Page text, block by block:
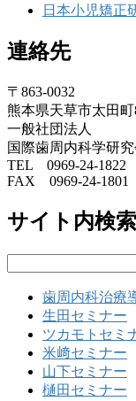
日本小児矯正
連絡先
〒863-0032
熊本県天草市太田町
一般社団法人
国際歯周内科学研
TEL 0969-24-1822
FAX 0969-24-1801
サイト内検索
歯周内科治療
生田セミナー
ツカモトセミ
米﨑セミナー
山下セミナー
樋田セミナー